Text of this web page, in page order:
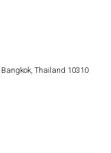
Thailand 10310